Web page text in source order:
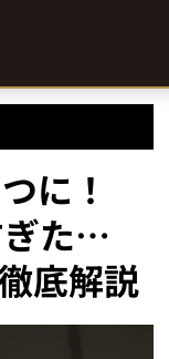
に！
ぎた…
底解説